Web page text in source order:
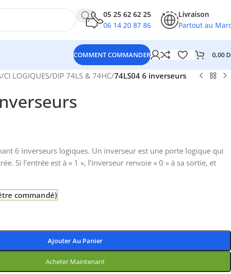
05 25 62 62 25
06 14 20 87 86
Livraison
Partout au
COMMENT COMMANDER 0,00
/CI LOGIQUES/DIP 74LS & 74HC/74LS04 6 inverseurs
6 inverseurs logiques. Un inverseur est une porte logique qui
Si l’entrée est à « 1 », l’inverseur renvoie « 0 » à sa sortie, et
commandé)
Ajouter Au Panier
Acheter Maintenant